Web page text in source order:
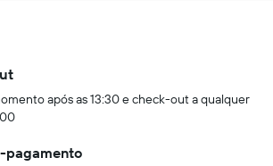
após as 13:30 e check-out a qualquer
pagamento